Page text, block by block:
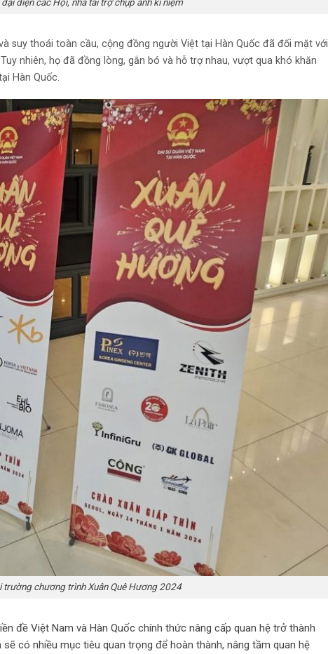
diện các Hội, nhà tài trợ chụp ảnh kỉ niệm
suy thoái toàn cầu, cộng đồng người Việt tại Hàn Quốc đã đối mặt với
nhiên, họ đã đồng lòng, gắn bó và hỗ trợ nhau, vượt qua khó khăn
Hàn Quốc.
trường chương trình Xuân Quê Hương 2024
đề Việt Nam và Hàn Quốc chính thức nâng cấp quan hệ trở thành
có nhiều mục tiêu quan trọng để hoàn thành, nâng tầm quan hệ